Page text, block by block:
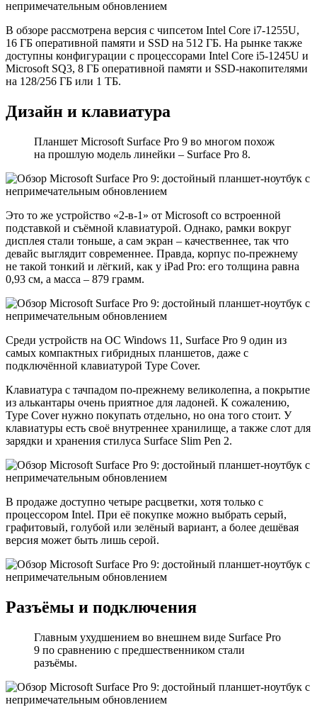
В обзоре рассмотрена версия с чипсетом Intel Core i7-1255U,
16 ГБ оперативной памяти и SSD на 512 ГБ. На рынке также
доступны конфигурации с процессорами Intel Core i5-1245U и
Microsoft SQ3, 8 ГБ оперативной памяти и SSD-накопителями
на 128/256 ГБ или 1 ТБ.
Дизайн и клавиатура
Планшет Microsoft Surface Pro 9 во многом похож
на прошлую модель линейки – Surface Pro 8.
Это то же устройство «2-в-1» от Microsoft со встроенной
подставкой и съёмной клавиатурой. Однако, рамки вокруг
дисплея стали тоньше, а сам экран – качественнее, так что
девайс выглядит современнее. Правда, корпус по-прежнему
не такой тонкий и лёгкий, как у iPad Pro: его толщина равна
0,93 см, а масса – 879 грамм.
Среди устройств на ОС Windows 11, Surface Pro 9 один из
самых компактных гибридных планшетов, даже с
подключённой клавиатурой Type Cover.
Клавиатура с тачпадом по-прежнему великолепна, а покрытие
из алькантары очень приятное для ладоней. К сожалению,
Type Cover нужно покупать отдельно, но она того стоит. У
клавиатуры есть своё внутреннее хранилище, а также слот для
зарядки и хранения стилуса Surface Slim Pen 2.
В продаже доступно четыре расцветки, хотя только с
процессором Intel. При её покупке можно выбрать серый,
графитовый, голубой или зелёный вариант, а более дешёвая
версия может быть лишь серой.
Разъёмы и подключения
Главным ухудшением во внешнем виде Surface Pro
9 по сравнению с предшественником стали
разъёмы.